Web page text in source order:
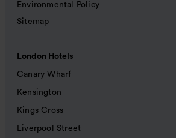
Environmental Policy
Sitemap
London Hotels
Canary Wharf
Kensington
Kings Cross
Liverpool Street